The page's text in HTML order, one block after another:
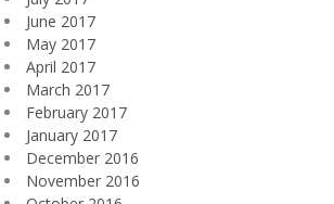
June 2017
May 2017
April 2017
March 2017
February 2017
January 2017
December 2016
November 2016